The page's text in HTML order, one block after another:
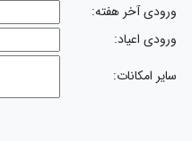
ورودی آخر هفته:
ورودی اعیاد:
سایر امکانات: